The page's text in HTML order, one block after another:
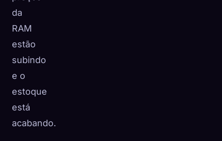
da
RAM
estão
subindo
e o
estoque
está
acabando.